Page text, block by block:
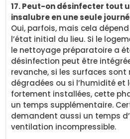
17. Peut-on désinfecter tout
insalubre en une seule
Oui, parfois, mais cela
l’état initial du lieu. Si le
le nettoyage préparatoire a
désinfection peut être
revanche, si les surfaces sont
dégradées ou si l’humidité et
fortement installées, cette
un temps supplémentaire.
demandent aussi un temps
ventilation incompressible.